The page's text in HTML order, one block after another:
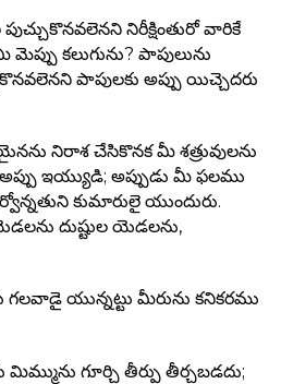
నిరీక్షింతురో వారికే
కలుగును? పాపులును
పాపులకు అప్పు యిచ్చెదరు
నిరాశ చేసికొనక మీ శత్రువులను
ఇయ్యుడి; అప్పుడు మీ ఫలము
కుమారులై యుందురు.
దుష్టుల యెడలను,
గలవాడై యున్నట్టు మీరును కనికరము
మిమ్మును గూర్చి తీర్పు తీర్చబడదు;